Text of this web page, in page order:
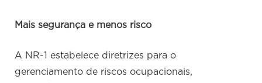
Mais segurança e menos risco
A NR-1 estabelece diretrizes para o
gerenciamento de riscos ocupacionais,